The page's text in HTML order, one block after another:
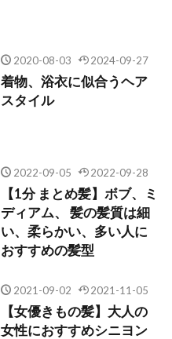
2020-08-03 2024-09-27
着物、浴衣に似合うヘア
スタイル
2022-09-05 2022-09-28
【1分 まとめ髪】ボブ、ミ
ディアム、 髪の髪質は細
い、柔らかい、多い人に
おすすめの髪型
2021-09-02 2021-11-05
【女優きもの髪】大人の
女性におすすめシニヨン